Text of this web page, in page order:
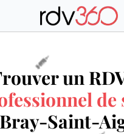
un
de
Bray-Saint-